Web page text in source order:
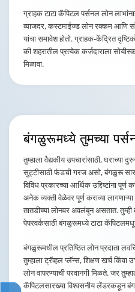
ग्राहक टाटा कॅपिटल पर्सनल लोन
व्याजदर, कस्टमाईज्ड लोन रक्कम आणि
यांचा समावेश होतो. ग्राहक-केंद्रित
की शहरातील प्रत्येक कर्जदाराला
मिळावा.
बंगळुरूमध्ये तुमच्या
तुम्हाला वैद्यकीय उपचारांसाठी,
सुट्टीसाठी फंडची गरज असो, बंगळुरू
विविध प्रकारच्या आर्थिक उद्दिष्टांना
अनेक व्यक्ती वेळेवर पूर्ण कराव्या
तातडीच्या लोनवर अवलंबून असतात.
पेपरवर्कसाठी बंगळुरूमध्ये टाटा
बंगळुरूमधील प्रतिष्ठित लोन प्रदाता
तुम्हाला ट्रॅव्हल प्लॅन्स, शिक्षण खर्च
लोन वापरण्याची परवानगी मिळते. जर
कॅपिटलसारख्या विश्वसनीय लेंडरकडून